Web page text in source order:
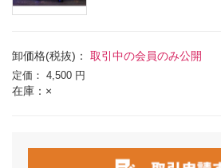
卸価格(税抜)： 取引中の会員のみ公開
定価： 4,500 円
在庫：×